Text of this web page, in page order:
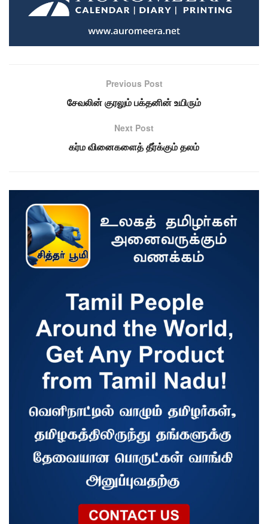
Previous Post
சேவலின் குரலும் பக்தனின் உயிரும்
Next Post
கர்ம வினைகளைத் தீர்க்கும் தலம்